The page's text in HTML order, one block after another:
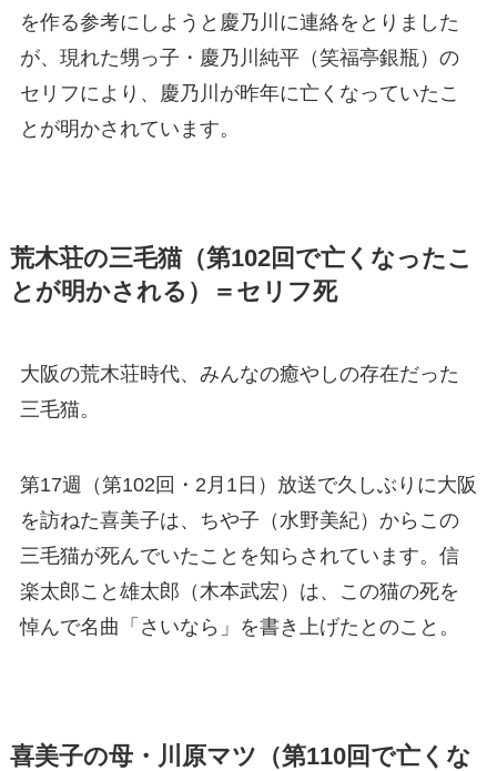
を作る参考にしようと慶乃川に連絡をとりました
が、現れた甥っ子・慶乃川純平（笑福亭銀瓶）の
セリフにより、慶乃川が昨年に亡くなっていたこ
とが明かされています。
荒木荘の三毛猫（第102回で亡くなったこ
とが明かされる）＝セリフ死
大阪の荒木荘時代、みんなの癒やしの存在だった
三毛猫。
第17週（第102回・2月1日）放送で久しぶりに大阪
を訪ねた喜美子は、ちや子（水野美紀）からこの
三毛猫が死んでいたことを知らされています。信
楽太郎こと雄太郎（木本武宏）は、この猫の死を
悼んで名曲「さいなら」を書き上げたとのこと。
喜美子の母・川原マツ（第110回で亡くな